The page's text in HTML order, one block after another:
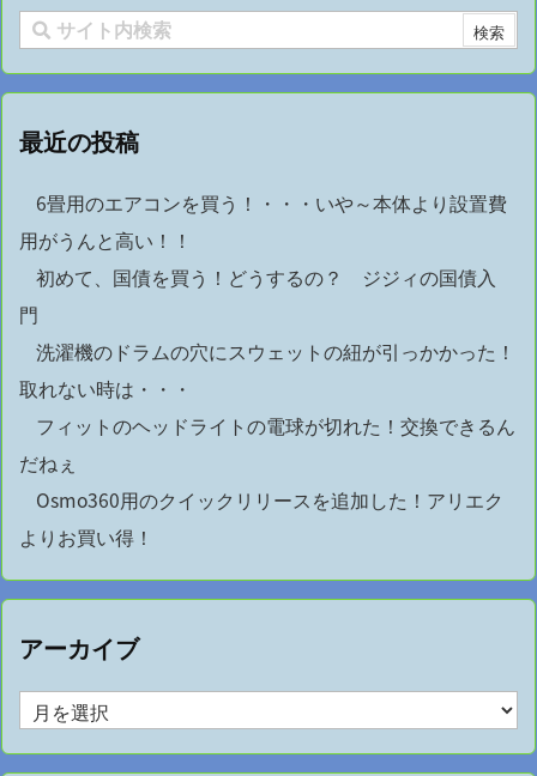
最近の投稿
6畳用のエアコンを買う！・・・いや～本体より設置費
用がうんと高い！！
初めて、国債を買う！どうするの？ ジジィの国債入
門
洗濯機のドラムの穴にスウェットの紐が引っかかった！
取れない時は・・・
フィットのヘッドライトの電球が切れた！交換できるん
だねぇ
Osmo360用のクイックリリースを追加した！アリエク
よりお買い得！
アーカイブ
ー
カ